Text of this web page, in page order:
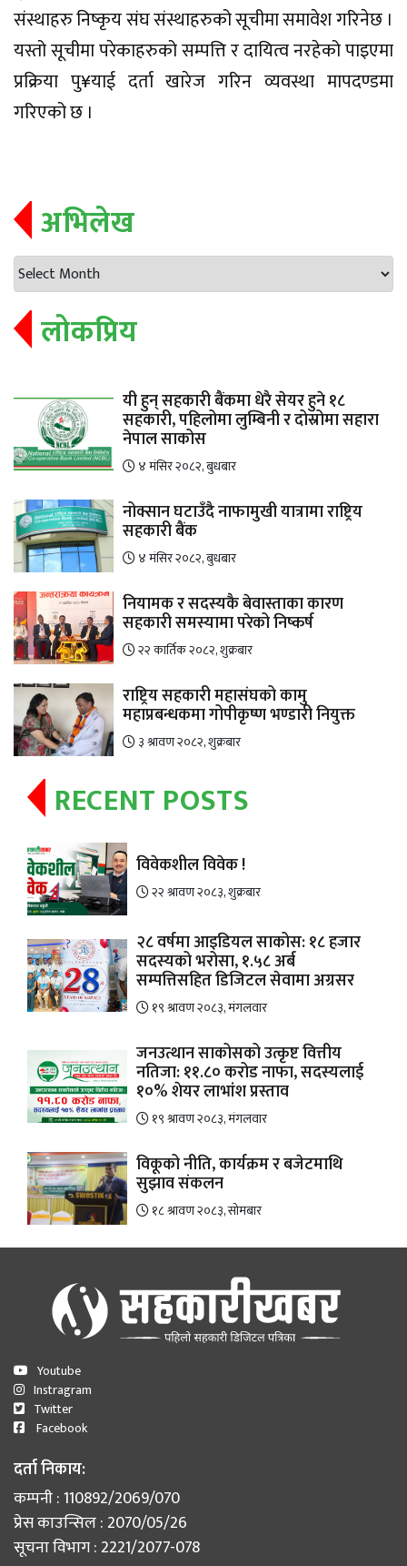
संस्थाहरु निष्कृय संघ संस्थाहरुको सूचीमा समावेश गरिनेछ ।
यस्तो सूचीमा परेकाहरुको सम्पत्ति र दायित्व नरहेको पाइएमा
प्रक्रिया पु¥याई दर्ता खारेज गरिन व्यवस्था मापदण्डमा
गरिएको छ ।
अभिलेख
लोकप्रिय
यी हुन् सहकारी बैंकमा धेरै सेयर हुने १८
सहकारी, पहिलोमा लुम्बिनी र दोस्रोमा सहारा
नेपाल साकोस
४ मंसिर २०८२, बुधबार
नोक्सान घटाउँदै नाफामुखी यात्रामा राष्ट्रिय
सहकारी बैंक
४ मंसिर २०८२, बुधबार
नियामक र सदस्यकै बेवास्ताका कारण
सहकारी समस्यामा परेको निष्कर्ष
२२ कार्तिक २०८२, शुक्रबार
राष्ट्रिय सहकारी महासंघको कामु
महाप्रबन्धकमा गोपीकृष्ण भण्डारी नियुक्त
३ श्रावण २०८२, शुक्रबार
RECENT POSTS
विवेकशील विवेक !
२२ श्रावण २०८३, शुक्रबार
२८ वर्षमा आइडियल साकोस: १८ हजार
सदस्यको भरोसा, १.५८ अर्ब
सम्पत्तिसहित डिजिटल सेवामा अग्रसर
१९ श्रावण २०८३, मंगलवार
जनउत्थान साकोसको उत्कृष्ट वित्तीय
नतिजा: ११.८० करोड नाफा, सदस्यलाई
१०% शेयर लाभांश प्रस्ताव
१९ श्रावण २०८३, मंगलवार
विकूको नीति, कार्यक्रम र बजेटमाथि
सुझाव संकलन
१८ श्रावण २०८३, सोमबार
Facebook
Twitter
Instragram
Youtube
दर्ता निकाय:
कम्पनी : 110892/2069/070
प्रेस काउन्सिल : 2070/05/26
सूचना विभाग : 2221/2077-078